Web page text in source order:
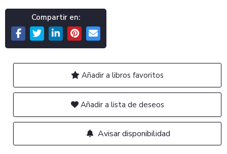
Compartir en:
Añadir a libros favoritos
Añadir a lista de deseos
Avisar disponibilidad